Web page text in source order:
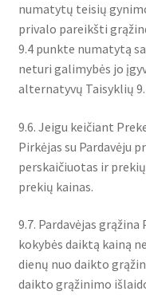
numatytų teisių
privalo pareikšti
9.4 punkte numatytą
neturi galimybės jo
alternatyvų Taisyklių
9.6. Jeigu keičiant
Pirkėjas su Pardavėju
perskaičiuotas ir
prekių kainas.
9.7. Pardavėjas
kokybės daiktą kainą
dienų nuo daikto
daikto grąžinimo